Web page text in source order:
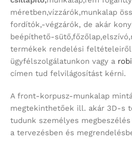
méretben,vízzárók,munkalap
fordítók,-végzárók, de akár
beépíthető-
termékek rendelési feltételeiről
ügyfélszolgálatunkon vagy a
címen tud felvilágosítást kérni.
A front-korpusz-munkalap
megtekinthetőek ill. akár 3D-s
tudunk személyes
a tervezésben és